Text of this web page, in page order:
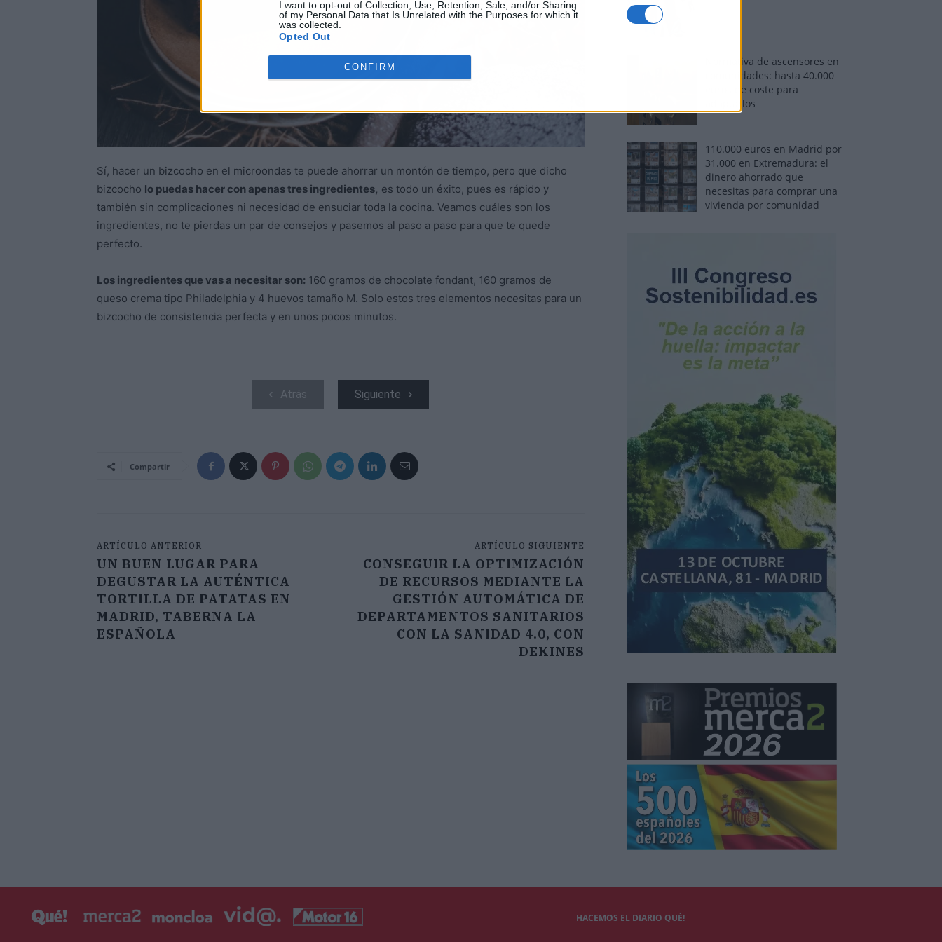
I want to opt-out of Collection, Use, Retention, Sale, and/or Sharing
of my Personal Data that Is Unrelated with the Purposes for which it
was collected.
Opted Out
CONFIRM
Sí, hacer un bizcocho en el microondas te puede ahorrar un montón de tiempo, pero que dicho
bizcocho lo puedas hacer con apenas tres ingredientes, es todo un éxito, pues es rápido y
también sin complicaciones ni necesidad de ensuciar toda la cocina. Veamos cuáles son los
ingredientes, no te pierdas un par de consejos y pasemos al paso a paso para que te quede
perfecto.
Los ingredientes que vas a necesitar son: 160 gramos de chocolate fondant, 160 gramos de
queso crema tipo Philadelphia y 4 huevos tamaño M. Solo estos tres elementos necesitas para un
bizcocho de consistencia perfecta y en unos pocos minutos.
Atrás Siguiente
Compartir
ARTÍCULO ANTERIOR
UN BUEN LUGAR PARA
DEGUSTAR LA AUTÉNTICA
TORTILLA DE PATATAS EN
MADRID, TABERNA LA
ESPAÑOLA
ARTÍCULO SIGUIENTE
CONSEGUIR LA OPTIMIZACIÓN
DE RECURSOS MEDIANTE LA
GESTIÓN AUTOMÁTICA DE
DEPARTAMENTOS SANITARIOS
CON LA SANIDAD 4.0, CON
DEKINES
Normativa de ascensores en
comunidades: hasta 40.000
euros de coste para
adaptarlos
110.000 euros en Madrid por
31.000 en Extremadura: el
dinero ahorrado que
necesitas para comprar una
vivienda por comunidad
HACEMOS EL DIARIO QUÉ!